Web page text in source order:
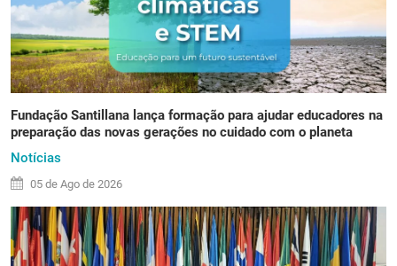
Fundação Santillana lança formação para ajudar educadores na
preparação das novas gerações no cuidado com o planeta
Notícias
05 de Ago de 2026